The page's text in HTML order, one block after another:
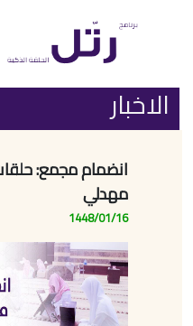
الاخبار
انضمام مجمع:
مهدلي
1448/01/16